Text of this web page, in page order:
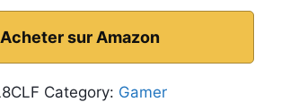
Acheter sur Amazon
Category: Gamer